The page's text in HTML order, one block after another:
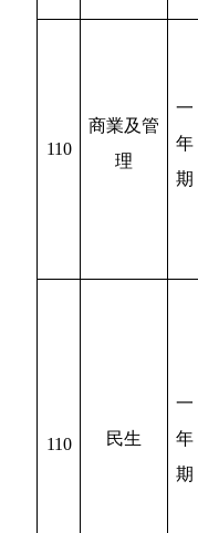
110
商業及管
理
一
年
期
110 民生
一
年
期